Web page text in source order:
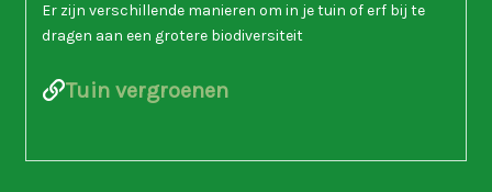
Er zijn verschillende manieren om in je tuin of erf bij te
dragen aan een grotere biodiversiteit
Tuin vergroenen